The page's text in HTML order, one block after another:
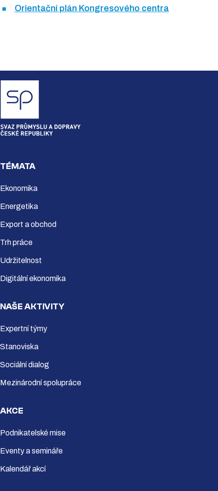
Orientační plán Kongresového centra
TÉMATA
Ekonomika
Energetika
Export a obchod
Trh práce
Udržitelnost
Digitální ekonomika
NAŠE AKTIVITY
Expertní týmy
Stanoviska
Sociální dialog
Mezinárodní spolupráce
AKCE
Podnikatelské mise
Eventy a semináře
Kalendář akcí